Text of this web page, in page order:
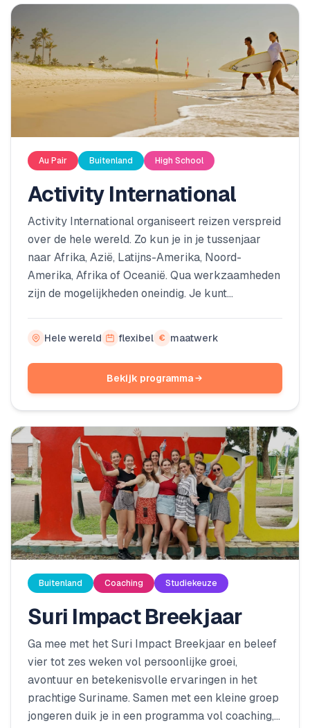
Au Pair Buitenland High School
Activity International
Activity International organiseert reizen verspreid
over de hele wereld. Zo kun je in je tussenjaar
naar Afrika, Azië, Latijns-Amerika, Noord-
Amerika, Afrika of Oceanië. Qua werkzaamheden
zijn de mogelijkheden oneindig. Je kunt
Au pair in New York gaan werken, lesgeven aan
monniken in Thailand of surfles geven aan
kinderen. Je stapt uit je comfortzone en gaat
nieuwe avonturen maken.
Hele wereld flexibel € maatwerk
Bekijk programma
Buitenland Coaching Studiekeuze
Suri Impact Breekjaar
Ga mee met het Suri Impact Breekjaar en beleef
vier tot zes weken vol persoonlijke groei,
avontuur en betekenisvolle ervaringen in het
prachtige Suriname. Samen met een kleine groep
jongeren duik je in een programma vol coaching,